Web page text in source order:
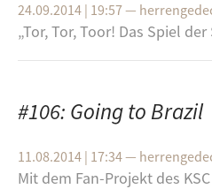
24.09.2014 | 19:57—
„Tor, Tor, Toor! Das Spiel
#106: Going to Brazil
11.08.2014 | 17:34—
Mit dem Fan-​Pro­jekt des